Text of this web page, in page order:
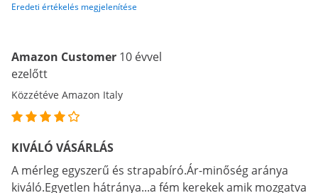
Eredeti értékelés megjelenítése
Amazon Customer 10 évvel
ezelőtt
Közzétéve Amazon Italy
KIVÁLÓ VÁSÁRLÁS
A mérleg egyszerű és strapabíró.Ár-minőség aránya
kiváló.Egyetlen hátránya...a fém kerekek amik mozgatva